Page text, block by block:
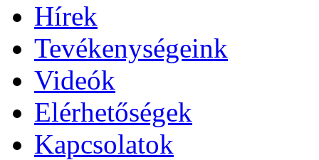
Hírek
Tevékenységeink
Videók
Elérhetőségek
Kapcsolatok